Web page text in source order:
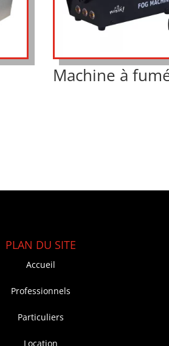
Machine à
PLAN DU SITE
Accueil
Professionnels
Particuliers
Location